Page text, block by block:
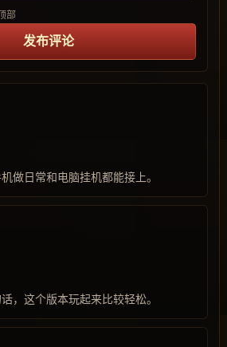
部
发布评论
做日常和电脑挂机都能接上。
，这个版本玩起来比较轻松。